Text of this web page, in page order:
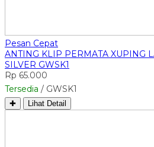
Pesan Cepat
ANTING KLIP PERMATA XUPING
SILVER GWSK1
Rp 65.000
Tersedia / GWSK1
✚ Lihat Detail